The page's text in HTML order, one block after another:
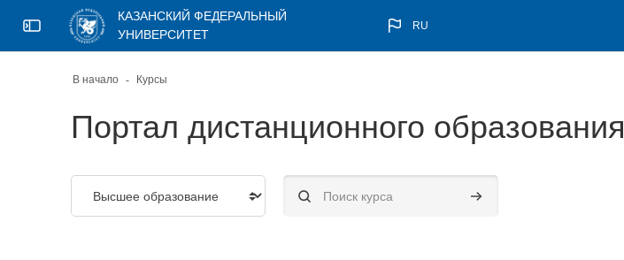
Skip to sidebar navigation menu
Skip to page footer
Перейти к основному содержанию
Откройте боковую панель
КАЗАНСКИЙ ФЕДЕРАЛЬНЫЙ
УНИВЕРСИТЕТ
RU
В начало Курсы
Портал дистанционного образования
Категории курсов Поиск курса Поиск курса